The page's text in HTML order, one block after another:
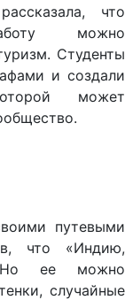
что
можно
Студенты
и создали
может
путевыми
что «Индию,
Но ее можно
случайные